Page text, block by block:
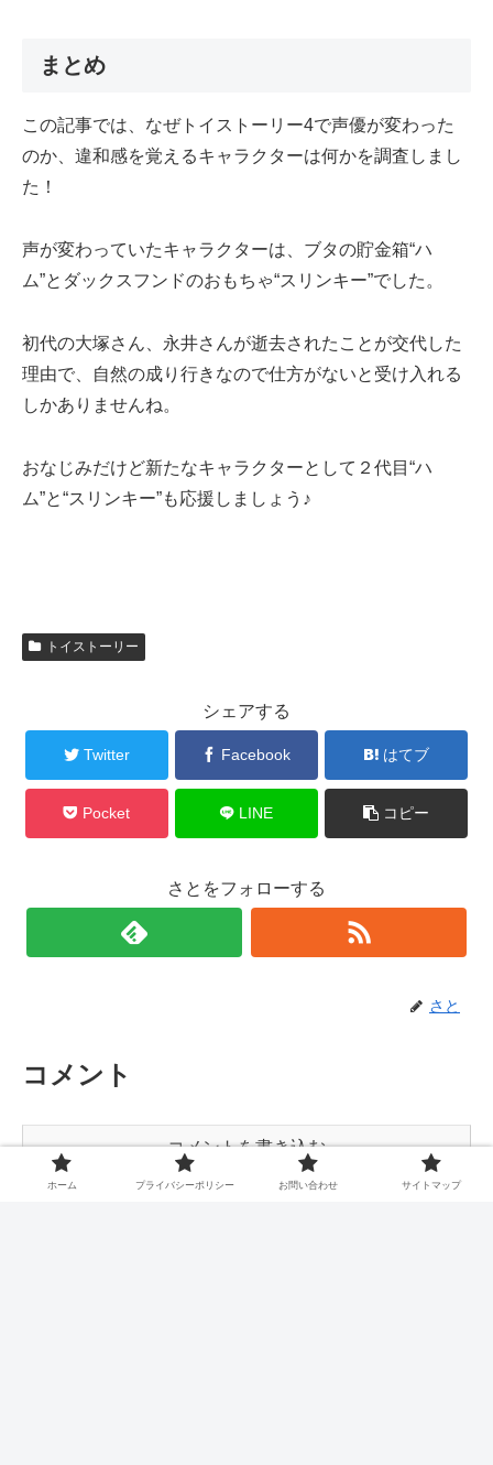
まとめ
この記事では、なぜトイストーリー4で声優が変わった
のか、違和感を覚えるキャラクターは何かを調査しまし
た！
声が変わっていたキャラクターは、ブタの貯金箱“ハ
ム”とダックスフンドのおもちゃ“スリンキー”でした。
初代の大塚さん、永井さんが逝去されたことが交代した
理由で、自然の成り行きなので仕方がないと受け入れる
しかありませんね。
おなじみだけど新たなキャラクターとして２代目“ハ
ム”と“スリンキー”も応援しましょう♪
トイストーリー
シェアする
Twitter Facebook はてブ
Pocket LINE コピー
さとをフォローする
さと
コメント
コメントを書き込む
ホーム プライバシーポリシー お問い合わせ サイトマップ